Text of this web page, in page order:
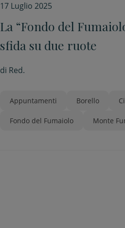
17 Luglio 2025
La “Fondo del
sfida su due ruote
di Red.
Appuntamenti Borello
Fondo del Fumaiolo Monte